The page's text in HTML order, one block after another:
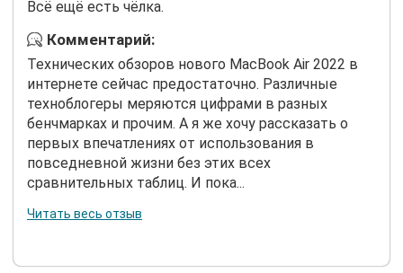
Всё ещё есть чёлка.
Комментарий:
Технических обзоров нового MacBook Air 2022 в
интернете сейчас предостаточно. Различные
техноблогеры меряются цифрами в разных
бенчмарках и прочим. А я же хочу рассказать о
первых впечатлениях от использования в
повседневной жизни без этих всех
сравнительных таблиц. И пока...
Читать весь отзыв